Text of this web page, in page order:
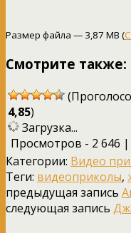
Размер файла — 3,87 MB (
Смотрите также:
4,85)
Загрузка...
Просмотров - 2 646 |
Категории: Видео
Теги: видеоприколы,
предыдущая запись
следующая запись